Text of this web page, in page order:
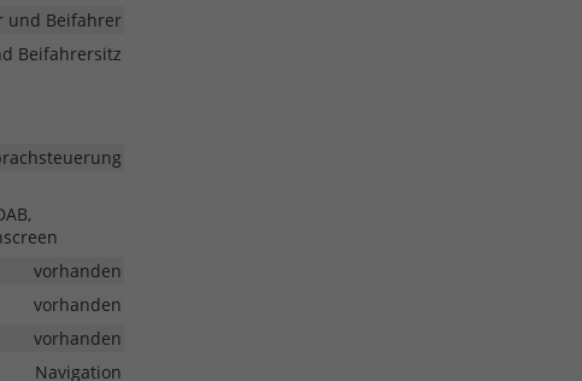
und Beifahrer
Beifahrersitz
vorhanden
vorhanden
vorhanden
Navigation